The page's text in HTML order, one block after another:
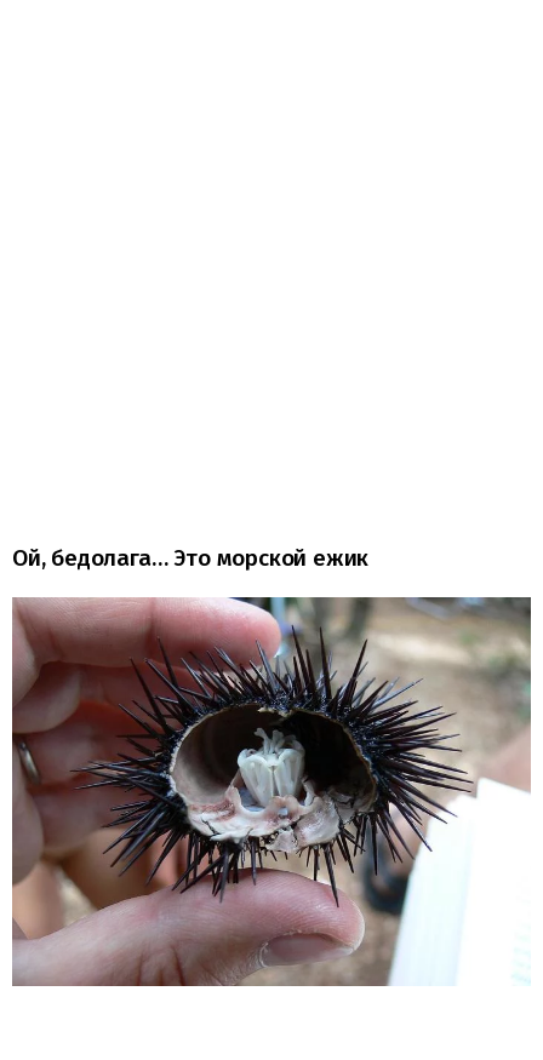
Ой, бедолага… Это морской ежик